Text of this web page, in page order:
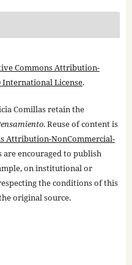
Commons Attribution-
International License.
Comillas retain the
. Reuse of content is
Attribution-NonCommercial-
are encouraged to publish
on institutional or
the conditions of this
original source.